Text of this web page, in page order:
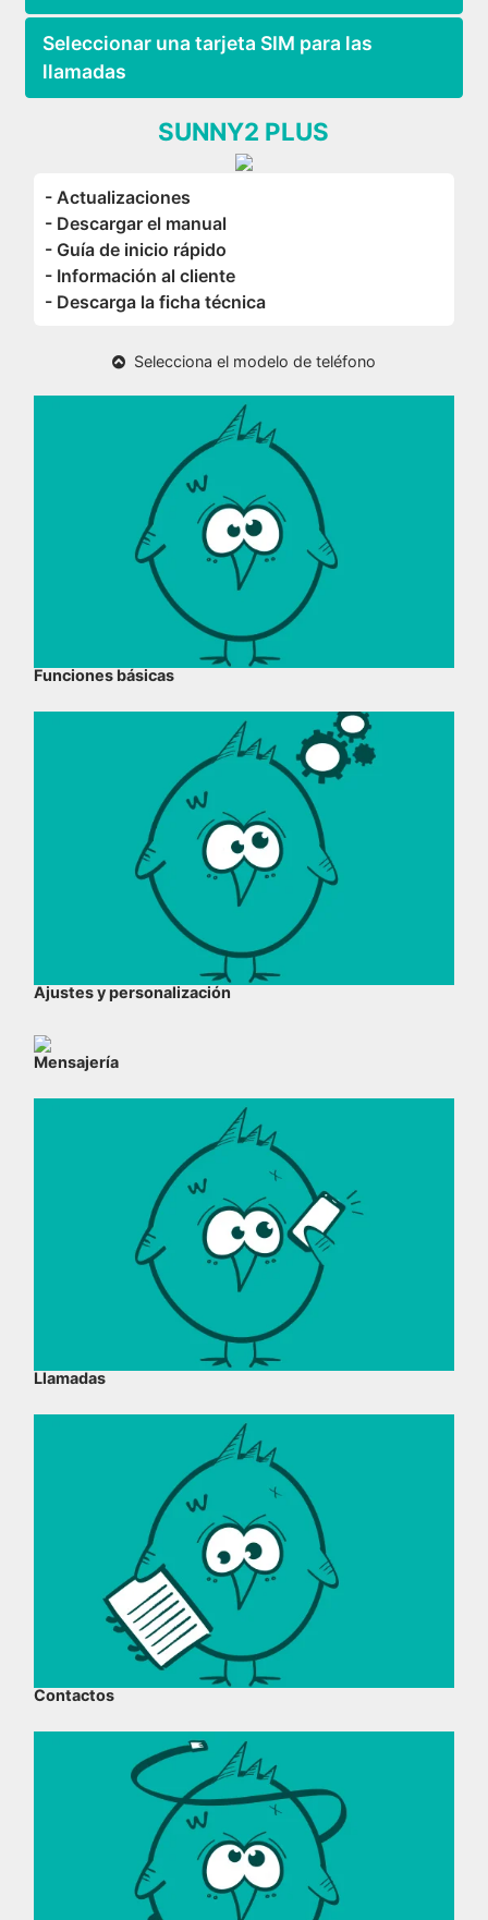
Seleccionar una tarjeta SIM para las
llamadas
SUNNY2 PLUS
- Actualizaciones
- Descargar el manual
- Guía de inicio rápido
- Información al cliente
- Descarga la ficha técnica
Selecciona el modelo de teléfono
Funciones básicas
Ajustes y personalización
Mensajería
Llamadas
Contactos